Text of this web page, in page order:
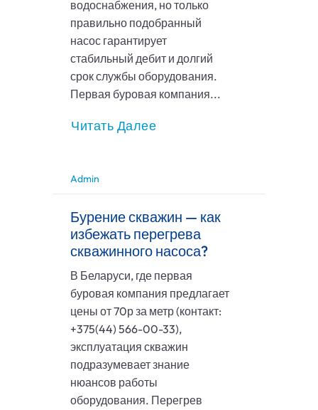
водоснабжения, но только
правильно подобранный
насос гарантирует
стабильный дебит и долгий
срок службы оборудования.
Первая буровая компания...
Читать Далее
Admin
Бурение скважин — как
избежать перегрева
скважинного насоса?
В Беларуси, где первая
буровая компания предлагает
цены от 70р за метр (контакт:
+375(44) 566-00-33),
эксплуатация скважин
подразумевает знание
нюансов работы
оборудования. Перегрев